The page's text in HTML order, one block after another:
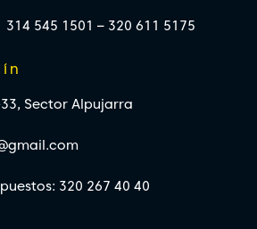
545 1501 – 320 611 5175
Sector Alpujarra
320 267 40 40